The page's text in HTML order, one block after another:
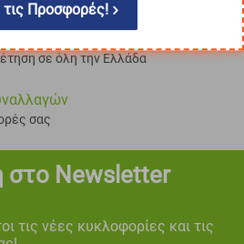
σε όλη την Ελλάδα
σας
στο Newsletter
τις νέες κυκλοφορίες και τις
Προσφορές!